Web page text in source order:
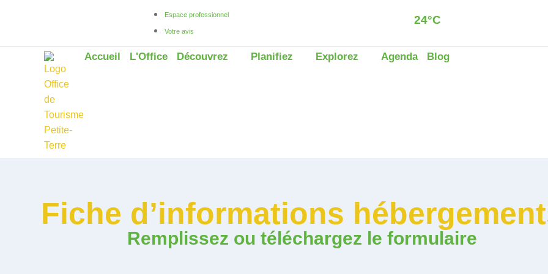
Espace professionnel
Votre avis
24°C
Accueil L'Office Découvrez Planifiez Explorez Agenda Blog
Fiche d’informations
Remplissez ou téléchargez le formulaire